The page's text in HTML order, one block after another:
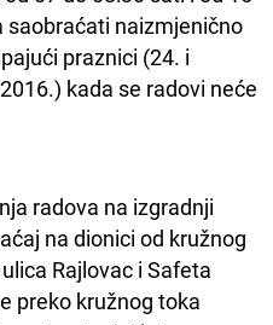
saobraćati naizmjenično
praznici (24. i
kada se radovi neće
radova na izgradnji
na dionici od kružnog
Rajlovac i Safeta
preko kružnog toka